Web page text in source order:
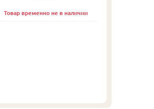
Товар временно не в наличии